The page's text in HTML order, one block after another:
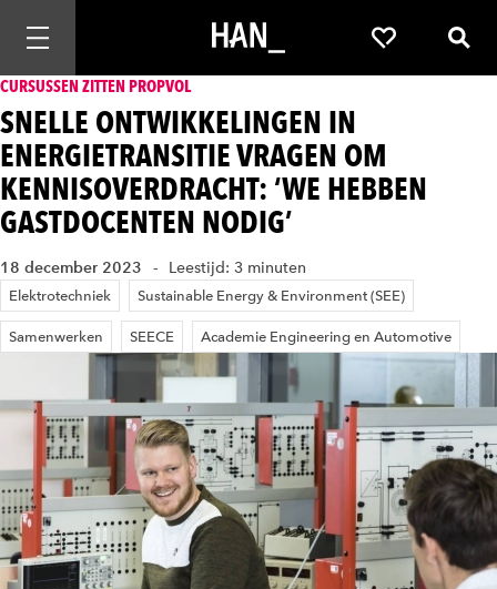
Mobiele navigatie openen Favorieten
CURSUSSEN ZITTEN PROPVOL
SNELLE ONTWIKKELINGEN IN
ENERGIETRANSITIE VRAGEN OM
KENNISOVERDRACHT: ‘WE HEBBEN
GASTDOCENTEN NODIG’
18 december 2023 Leestijd: 3 minuten
Elektrotechniek Sustainable Energy & Environment (SEE)
Samenwerken SEECE Academie Engineering en Automotive